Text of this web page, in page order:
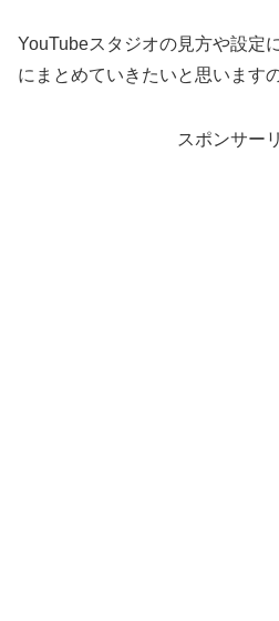
YouTubeスタジオの見方や設定
にまとめていきたいと思います
スポンサー